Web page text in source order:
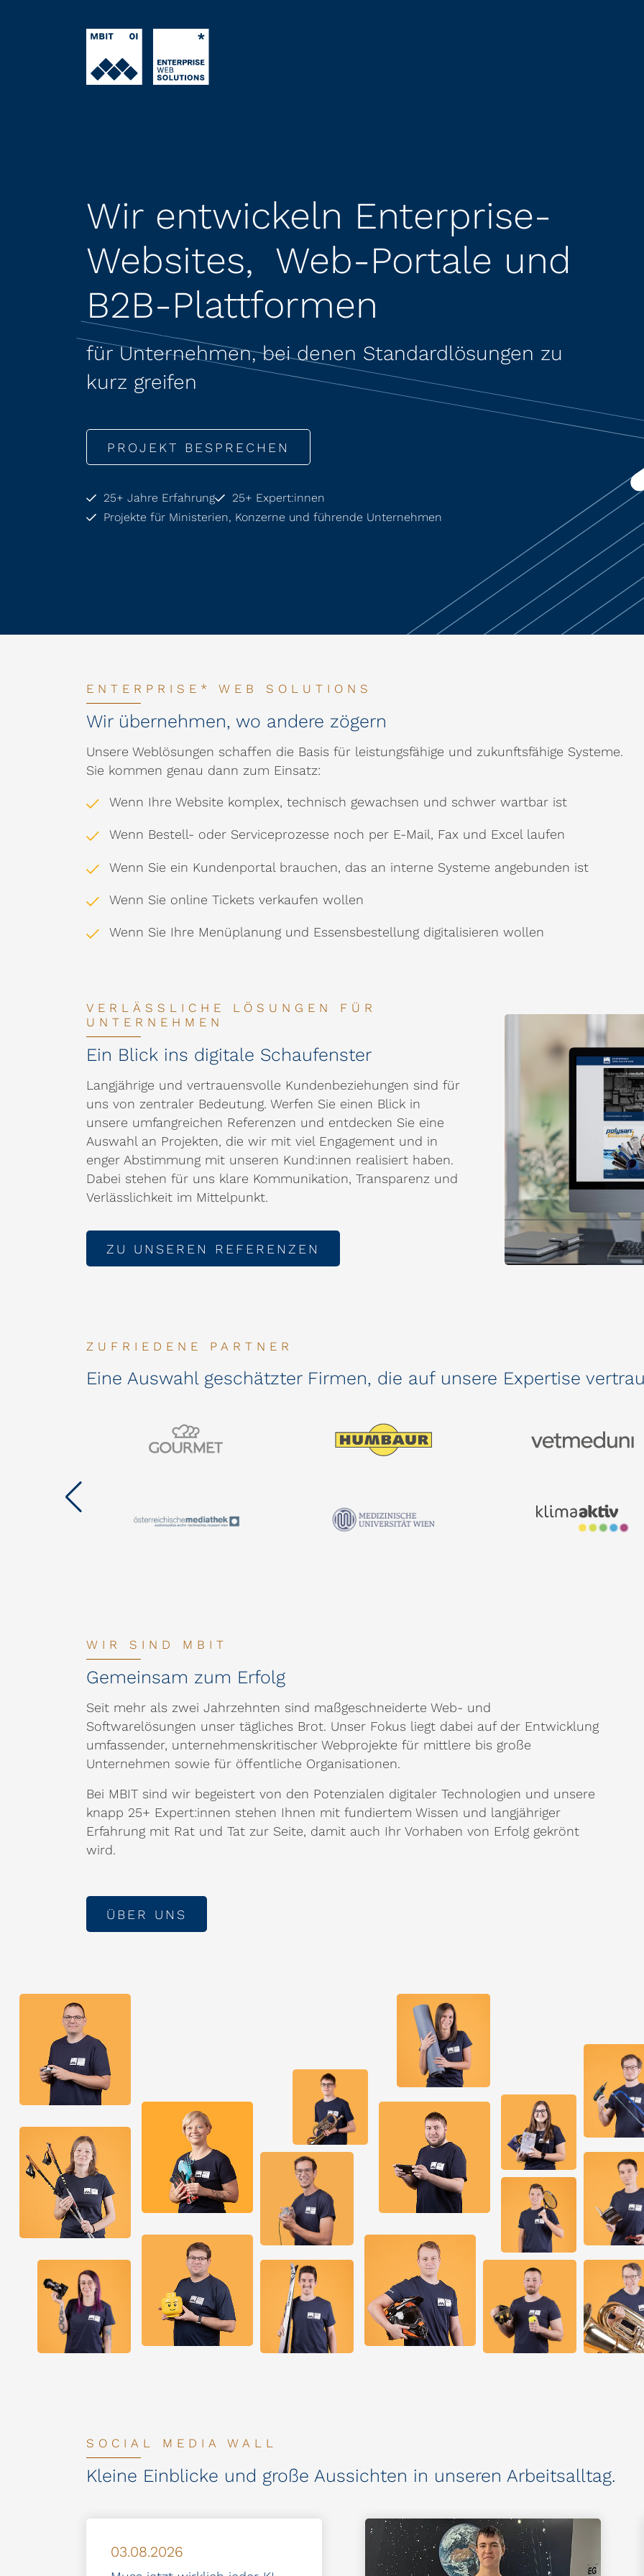
Wir entwickeln Enterprise-
Websites, Web-Portale und
B2B-Plattformen
für Unternehmen, bei denen Standardlösungen zu
kurz greifen
PROJEKT BESPRECHEN
25+ Jahre Erfahrung
25+ Expert:innen
Projekte für Ministerien, Konzerne und führende Unternehmen
ENTERPRISE* WEB SOLUTIONS
Wir übernehmen, wo andere zögern
Unsere Weblösungen schaffen die Basis für leistungsfähige und zukunftsfähige Systeme.
Sie kommen genau dann zum Einsatz:
Wenn Ihre Website komplex, technisch gewachsen und schwer wartbar ist
Wenn Bestell- oder Serviceprozesse noch per E-Mail, Fax und Excel laufen
Wenn Sie ein Kundenportal brauchen, das an interne Systeme angebunden ist
Wenn Sie online Tickets verkaufen wollen
Wenn Sie Ihre Menüplanung und Essensbestellung digitalisieren wollen
VERLÄSSLICHE LÖSUNGEN FÜR
UNTERNEHMEN
Ein Blick ins digitale Schaufenster
Langjährige und vertrauensvolle Kundenbeziehungen sind für
uns von zentraler Bedeutung. Werfen Sie einen Blick in
unsere umfangreichen Referenzen und entdecken Sie eine
Auswahl an Projekten, die wir mit viel Engagement und in
enger Abstimmung mit unseren Kund:innen realisiert haben.
Dabei stehen für uns klare Kommunikation, Transparenz und
Verlässlichkeit im Mittelpunkt.
ZU UNSEREN REFERENZEN
ZUFRIEDENE PARTNER
Eine Auswahl geschätzter Firmen, die auf unsere Expertise
WIR SIND MBIT
Gemeinsam zum Erfolg
Seit mehr als zwei Jahrzehnten sind maßgeschneiderte Web- und
Softwarelösungen unser tägliches Brot. Unser Fokus liegt dabei auf der Entwicklung
umfassender, unternehmenskritischer Webprojekte für mittlere bis große
Unternehmen sowie für öffentliche Organisationen.
Bei MBIT sind wir begeistert von den Potenzialen digitaler Technologien und unsere
knapp 25+ Expert:innen stehen Ihnen mit fundiertem Wissen und langjähriger
Erfahrung mit Rat und Tat zur Seite, damit auch Ihr Vorhaben von Erfolg gekrönt
wird.
ÜBER UNS
SOCIAL MEDIA WALL
Kleine Einblicke und große Aussichten in unseren Arbeitsalltag.
03.08.2026